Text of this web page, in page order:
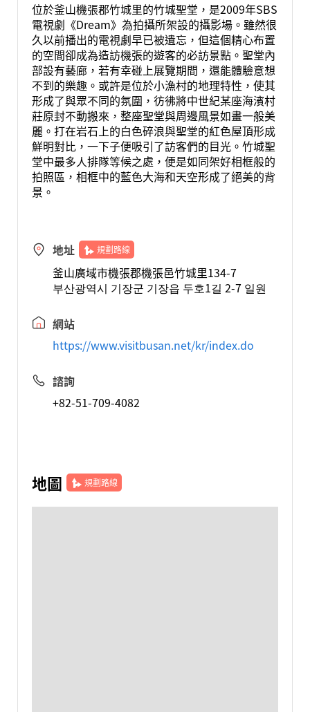
位於釜山機張郡竹城里的竹城聖堂，是2009年SBS
電視劇《Dream》為拍攝所架設的攝影場。雖然很
久以前播出的電視劇早已被遺忘，但這個精心布置
的空間卻成為造訪機張的遊客的必訪景點。聖堂內
部設有藝廊，若有幸碰上展覽期間，還能體驗意想
不到的樂趣。或許是位於小漁村的地理特性，使其
形成了與眾不同的氛圍，彷彿將中世紀某座海濱村
莊原封不動搬來，整座聖堂與周邊風景如畫一般美
麗。打在岩石上的白色碎浪與聖堂的紅色屋頂形成
鮮明對比，一下子便吸引了訪客們的目光。竹城聖
堂中最多人排隊等候之處，便是如同架好相框般的
拍照區，相框中的藍色大海和天空形成了絕美的背
景。
地址 規劃路線
釜山廣域市機張郡機張邑竹城里134-7
부산광역시 기장군 기장읍 두호1길 2-7 일원
網站
https://www.visitbusan.net/kr/index.do
諮詢
+82-51-709-4082
地圖 規劃路線